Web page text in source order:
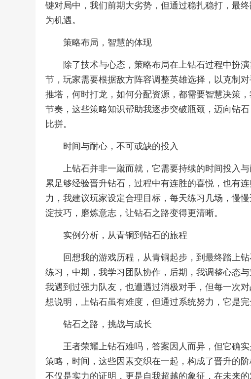
键对局中，我们前期大劣势，但通过稳扎稳打，最
为机遇。
策略布局，智慧的体现
除了技术与心态，策略布局在上钻石过程中扮
节，玩家需要根据敌方阵容调整英雄选择，以克制
推塔，何时打龙，如何分配资源，都需要智慧决策
节奏，这些策略知识帮助我逐步突破瓶颈，迈向钻
比拼。
时间与耐心，不可或缺的投入
上钻石并非一蹴而就，它需要持续的时间投入
累足够经验晋升钻石，过程中有连胜的喜悦，也有
力，我建议玩家设定合理目标，每天练习几场，慢
淀技巧，磨炼意志，让钻石之路变得更清晰。
实例分析，从青铜到钻石的旅程
回想我的游戏历程，从青铜起步，到最终踏上
练习，中期，我学习团队协作，后期，我调整心态
我遇到过强力队友，也遭遇过消极对手，但每一次
想说明，上钻石虽有难度，但通过系统努力，它是完
钻石之路，挑战与成长
王者荣耀上钻石难吗，答案因人而异，但它确
策略，时间，这些因素交织在一起，构成了晋升的
不仅是实力的证明，更是自我超越的象征，在未来